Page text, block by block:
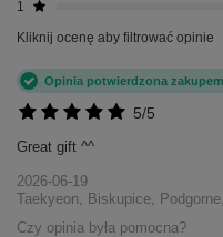
1
Kliknij ocenę aby filtrować opinie
5/5
Opinia potwierdzona zakupem
Great gift ^^
2026-06-19
Taekyeon, Biskupice,
Czy opinia była pomocna?